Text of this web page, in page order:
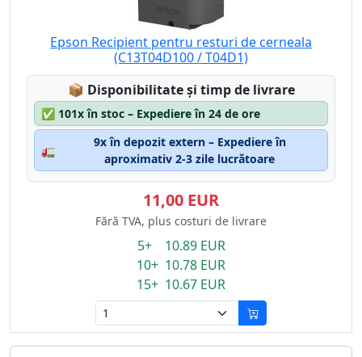
Epson Recipient pentru resturi de cerneala
(C13T04D100 / T04D1)
📦 Lagerstatus:
Disponibilitate și timp de livrare
✅ 101x în stoc – Expediere în 24 de ore
🚛
9x în depozit extern – Expediere în
aproximativ 2-3 zile lucrătoare
11,00 EUR
Fără TVA, plus costuri de livrare
5+ 10.89 EUR
10+ 10.78 EUR
15+ 10.67 EUR